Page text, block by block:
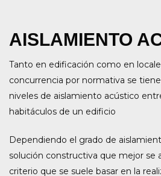
AISLAMIENTO
Tanto en edificación como en
concurrencia por normativa se
niveles de aislamiento acústico
habitáculos de un edificio
Dependiendo el grado de
solución constructiva que mejor se
criterio que se suele basar en la